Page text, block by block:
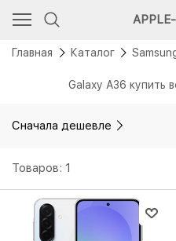
Главная Каталог
Galaxy A36 купить
Сначала дешевле
Товаров: 1